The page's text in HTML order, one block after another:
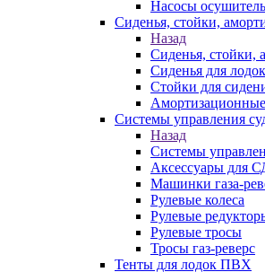
Насосы
Сиденья, стойки,
Назад
Сиденья, стойки,
Сиденья для
Стойки для
Системы управления
Назад
Системы
Аксессуары для
Машинки газа-
Рулевые колеса
Рулевые
Рулевые тросы
Тросы газ-реверс
Тенты для лодок ПВХ